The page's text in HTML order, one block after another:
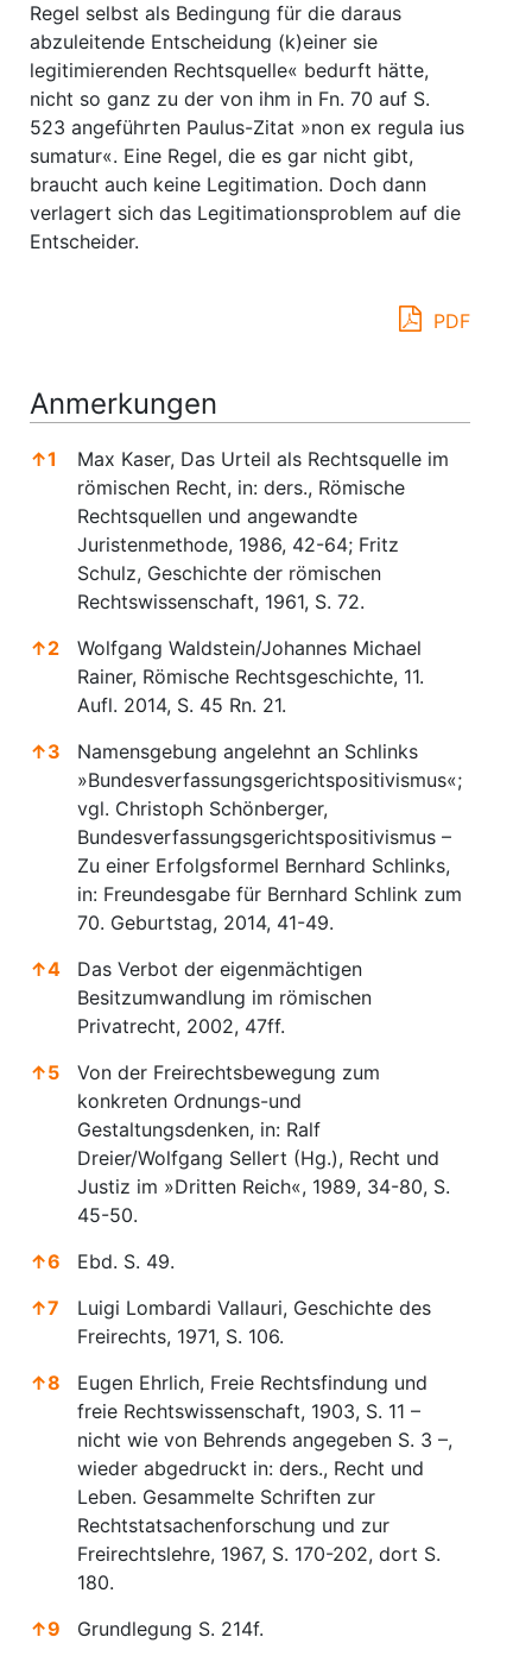
Regel selbst als Bedingung für die daraus
abzuleitende Entscheidung (k)einer sie
legitimierenden Rechtsquelle« bedurft hätte,
nicht so ganz zu der von ihm in Fn. 70 auf S.
523 angeführten Paulus-Zitat »non ex regula ius
sumatur«. Eine Regel, die es gar nicht gibt,
braucht auch keine Legitimation. Doch dann
verlagert sich das Legitimationsproblem auf die
Entscheider.
PDF
Anmerkungen
↑1
Max Kaser, Das Urteil als Rechtsquelle im
römischen Recht, in: ders., Römische
Rechtsquellen und angewandte
Juristenmethode, 1986, 42-64; Fritz
Schulz, Geschichte der römischen
Rechtswissenschaft, 1961, S. 72.
↑2
Wolfgang Waldstein/Johannes Michael
Rainer, Römische Rechtsgeschichte, 11.
Aufl. 2014, S. 45 Rn. 21.
↑3
Namensgebung angelehnt an Schlinks
»Bundesverfassungsgerichtspositivismus«;
vgl. Christoph Schönberger,
Bundesverfassungsgerichtspositivismus –
Zu einer Erfolgsformel Bernhard Schlinks,
in: Freundesgabe für Bernhard Schlink zum
70. Geburtstag, 2014, 41-49.
↑4
Das Verbot der eigenmächtigen
Besitzumwandlung im römischen
Privatrecht, 2002, 47ff.
↑5
Von der Freirechtsbewegung zum
konkreten Ordnungs-und
Gestaltungsdenken, in: Ralf
Dreier/Wolfgang Sellert (Hg.), Recht und
Justiz im »Dritten Reich«, 1989, 34-80, S.
45-50.
↑6
Ebd. S. 49.
↑7
Luigi Lombardi Vallauri, Geschichte des
Freirechts, 1971, S. 106.
↑8
Eugen Ehrlich, Freie Rechtsfindung und
freie Rechtswissenschaft, 1903, S. 11 –
nicht wie von Behrends angegeben S. 3 –,
wieder abgedruckt in: ders., Recht und
Leben. Gesammelte Schriften zur
Rechtstatsachenforschung und zur
Freirechtslehre, 1967, S. 170-202, dort S.
180.
↑9 Grundlegung S. 214f.